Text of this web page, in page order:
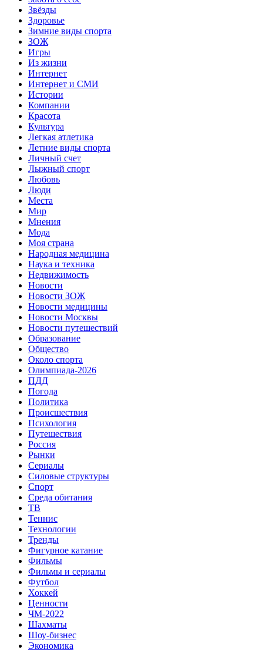
Звёзды
Здоровье
Зимние виды спорта
ЗОЖ
Игры
Из жизни
Интернет
Интернет и СМИ
Истории
Компании
Красота
Культура
Легкая атлетика
Летние виды спорта
Личный счет
Лыжный спорт
Любовь
Люди
Места
Мир
Мнения
Мода
Моя страна
Народная медицина
Наука и техника
Недвижимость
Новости
Новости ЗОЖ
Новости медицины
Новости Москвы
Новости путешествий
Образование
Общество
Около спорта
Олимпиада-2026
ПДД
Погода
Политика
Происшествия
Психология
Путешествия
Россия
Рынки
Сериалы
Силовые структуры
Спорт
Среда обитания
ТВ
Теннис
Технологии
Тренды
Фигурное катание
Фильмы
Фильмы и сериалы
Футбол
Хоккей
Ценности
ЧМ-2022
Шахматы
Шоу-бизнес
Экономика